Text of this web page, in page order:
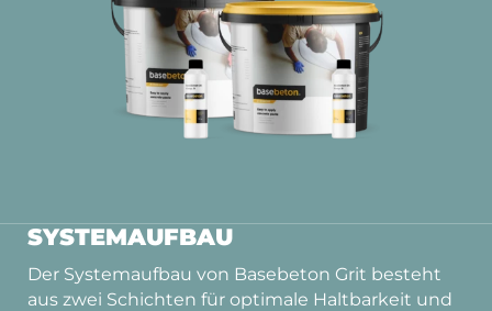
SYSTEMAUFBAU
Der Systemaufbau von Basebeton Grit besteht
aus zwei Schichten für optimale Haltbarkeit und